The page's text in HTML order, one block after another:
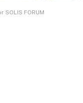
SOLIS FORUM